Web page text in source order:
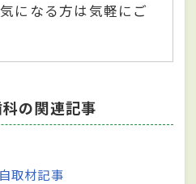
になる方は気軽にご
の関連記事
取材記事